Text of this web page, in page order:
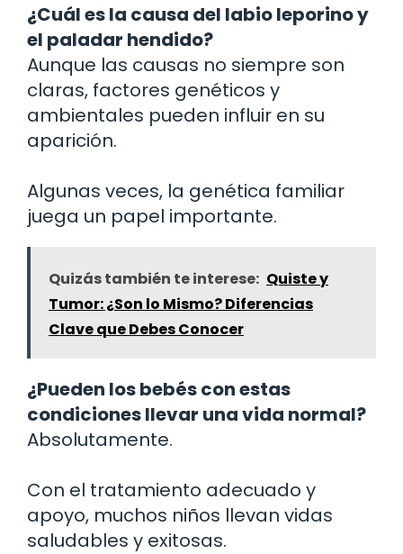
¿Cuál es la causa del labio leporino y
el paladar hendido?
Aunque las causas no siempre son
claras, factores genéticos y
ambientales pueden influir en su
aparición.
Algunas veces, la genética familiar
juega un papel importante.
Quizás también te interese: Quiste y
Tumor: ¿Son lo Mismo? Diferencias
Clave que Debes Conocer
¿Pueden los bebés con estas
condiciones llevar una vida normal?
Absolutamente.
Con el tratamiento adecuado y
apoyo, muchos niños llevan vidas
saludables y exitosas.